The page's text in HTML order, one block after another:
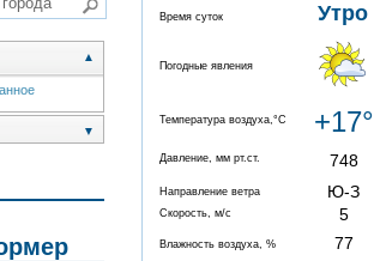
▲
▼
Время суток Утро
Погодные явления
Температура воздуха,°C +17°
Давление, мм рт.ст. 748
Направление ветра Ю-З
Скорость, м/с 5
Влажность воздуха, % 77